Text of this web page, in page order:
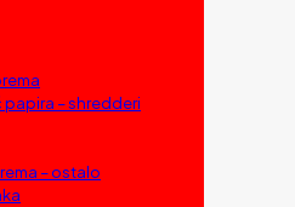
– shredderi
– ostalo